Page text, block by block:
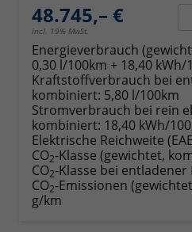
48.745,– €
incl. 19% MwSt.
Energieverbrauch
0,30 l/100km + 18,40 kWh/
Kraftstoffverbrauch bei
kombiniert: 5,80 l/100km
Stromverbrauch bei rein
kombiniert: 18,40 kWh/
Elektrische Reichweite
CO2-Klasse (gewichtet,
CO2-Klasse bei entladener
CO2-Emissionen
g/km